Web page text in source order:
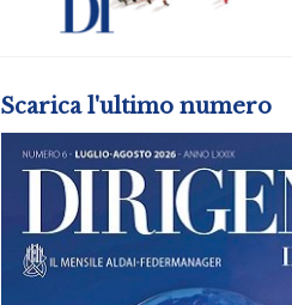
Scarica l'ultimo numero